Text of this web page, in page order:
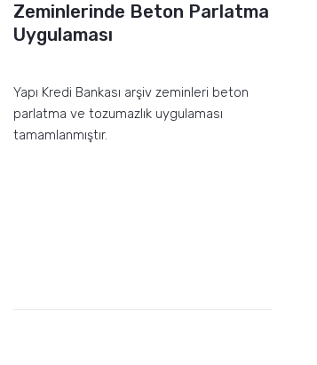
Zeminlerinde Beton Parlatma
Uygulaması
Yapı Kredi Bankası arşiv zeminleri beton
parlatma ve tozumazlık uygulaması
tamamlanmıştır.